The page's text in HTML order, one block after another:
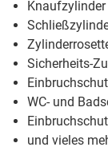
Sicherheits-
WC- und
und vieles